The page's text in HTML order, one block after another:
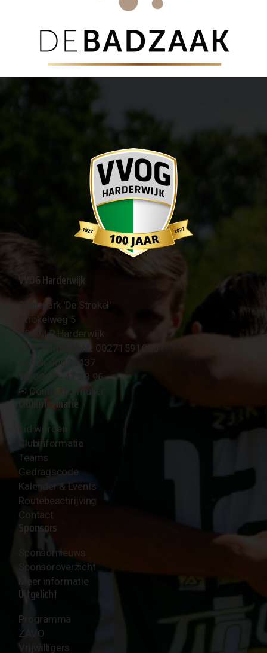
VVOG Harderwijk
Sportpark 'De Strokel'
Strokelweg 5
3847 LR Harderwijk
BTW Nummer NL 002715910B01
KvK Nr 40094437
☎︎ 0341 - 41 28 96
✉︎ Contactformulier
Clubinformatie
Lid worden
Clubinformatie
Teams
Gedragscode
Kalender & Events
Routebeschrijving
Contact
Sponsors
Sponsornieuws
Sponsoroverzicht
Meer informatie
Uitgelicht
Programma
ZAVO
Vrijwilligers